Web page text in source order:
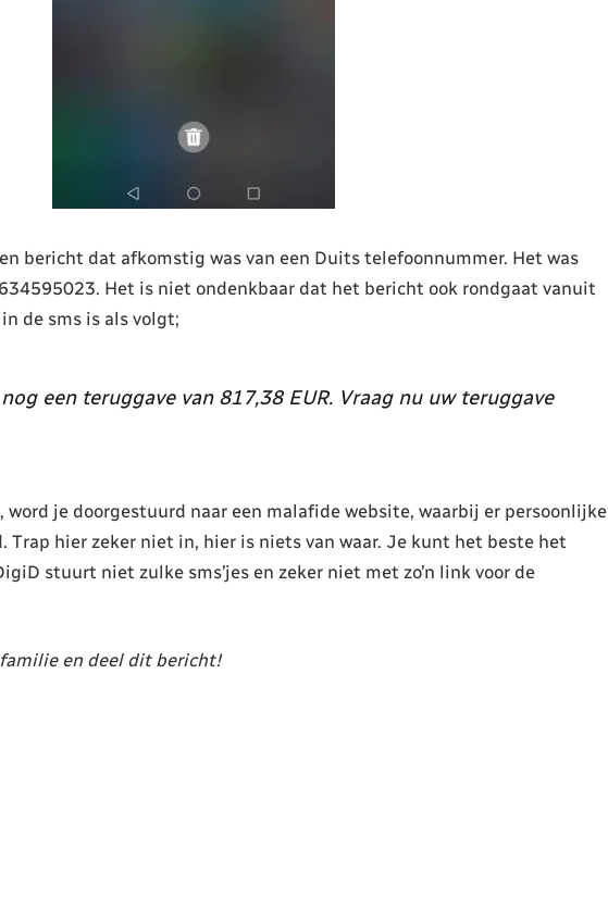
bericht dat afkomstig was van een Duits telefoonnummer. Het was
Het is niet ondenkbaar dat het bericht ook rondgaat vanuit
de sms is als volgt;
een teruggave van 817,38 EUR. Vraag nu uw teruggave
je doorgestuurd naar een malafide website, waarbij er persoonlijke
Trap hier zeker niet in, hier is niets van waar. Je kunt het beste het
stuurt niet zulke sms’jes en zeker niet met zo’n link voor de
en deel dit bericht!